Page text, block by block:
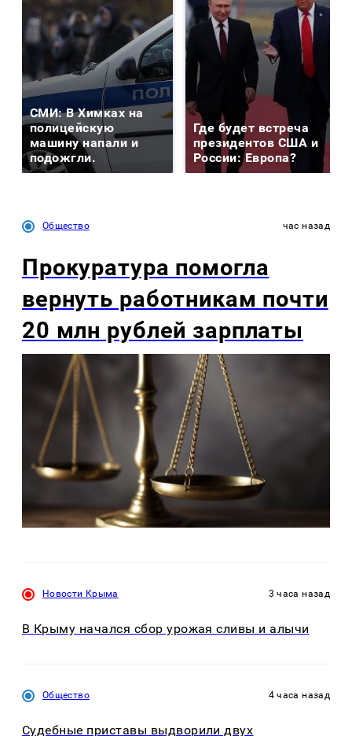
СМИ: В Химках на
полицейскую
машину напали и
подожгли.
Где будет встреча
президентов США и
России: Европа?
Общество час назад
Прокуратура помогла
вернуть работникам почти
20 млн рублей зарплаты
Новости Крыма 3 часа назад
В Крыму начался сбор урожая сливы и алычи
Общество 4 часа назад
Судебные приставы выдворили двух